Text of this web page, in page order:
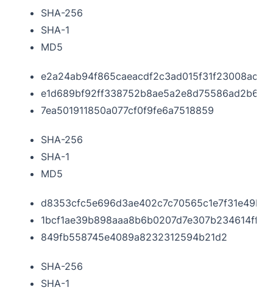
SHA-256
SHA-1
MD5
e1d689bf92ff338752b8ae5a2e8d75586ad2b67b
7ea501911850a077cf0f9fe6a7518859
SHA-256
SHA-1
MD5
1bcf1ae39b898aaa8b6b0207d7e307b234614ff6
849fb558745e4089a8232312594b21d2
SHA-256
SHA-1